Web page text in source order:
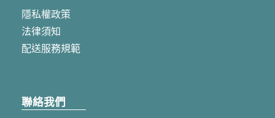
隱私權政策
法律須知
配送服務規範
聯絡我們